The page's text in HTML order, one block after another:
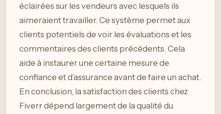
éclairées sur les vendeurs avec lesquels ils
aimeraient travailler. Ce système permet aux
clients potentiels de voir les évaluations et les
commentaires des clients précédents. Cela
aide à instaurer une certaine mesure de
confiance et d’assurance avant de faire un achat.
En conclusion, la satisfaction des clients chez
Fiverr dépend largement de la qualité du